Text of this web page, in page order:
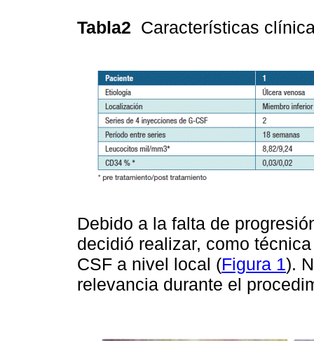
Tabla2 Características
Debido a la falta de
decidió realizar, como
CSF a nivel local (Figura 1).
relevancia durante el